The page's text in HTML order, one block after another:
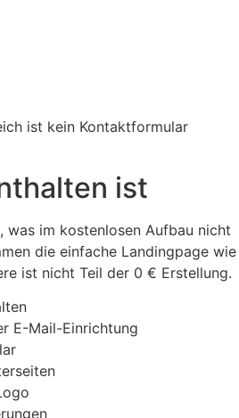
ist kein Kontaktformular
ist
was im kostenlosen Aufbau nicht
die einfache Landingpage wie
ist nicht Teil der 0 € Erstellung.
E-Mail-Einrichtung